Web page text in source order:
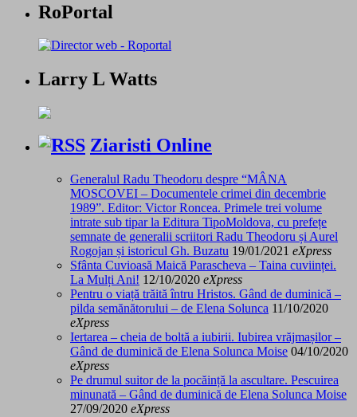
RoPortal
Larry L Watts
Ziaristi Online
Generalul Radu Theodoru despre “MÂNA
MOSCOVEI – Documentele crimei din decembrie
1989”. Editor: Victor Roncea. Primele trei volume
intrate sub tipar la Editura TipoMoldova, cu prefețe
semnate de generalii scriitori Radu Theodoru și Aurel
Rogojan și istoricul Gh. Buzatu 19/01/2021 eXpress
Sfânta Cuvioasă Maică Parascheva – Taina cuviinței.
La Mulți Ani! 12/10/2020 eXpress
Pentru o viață trăită întru Hristos. Gând de duminică –
pilda semănătorului – de Elena Solunca 11/10/2020
eXpress
Iertarea – cheia de boltă a iubirii. Iubirea vrăjmașilor –
Gând de duminică de Elena Solunca Moise 04/10/2020
eXpress
Pe drumul suitor de la pocăință la ascultare. Pescuirea
minunată – Gând de duminică de Elena Solunca Moise
27/09/2020 eXpress